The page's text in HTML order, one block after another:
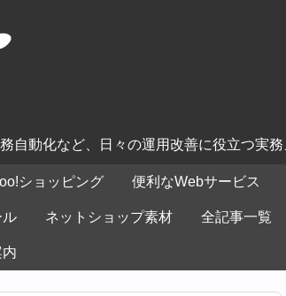
自動化など、日々の運用改善に役立つ実務
ショッピング 便利なWebサービス
ル ネットショップ素材 全記事一覧